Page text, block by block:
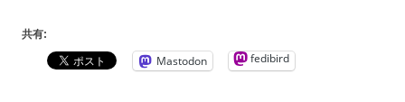
共有:
Mastodon fedibird